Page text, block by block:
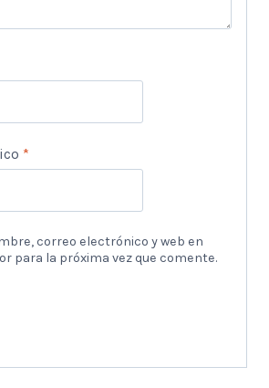
*
correo electrónico y web en
para la próxima vez que comente.